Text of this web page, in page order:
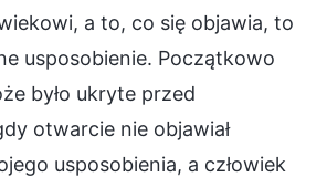
a to, co się objawia, to
usposobienie. Początkowo
było ukryte przed
otwarcie nie objawiał
usposobienia, a człowiek